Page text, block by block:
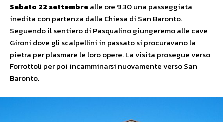
Sabato 22 settembrealle ore 9.30 una passeggiata
inedita con partenza dalla Chiesa di San Baronto.
Seguendo il sentiero di Pasqualino giungeremo alle cave
Gironi dove gli scalpellini in passato si procuravano la
pietra per plasmare le loro opere. La visita prosegue verso
Forrottoli per poi incamminarsi nuovamente verso San
Baronto.